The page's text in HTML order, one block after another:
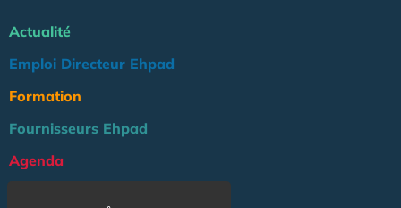
Actualité
Emploi Directeur Ehpad
Formation
Fournisseurs Ehpad
Agenda